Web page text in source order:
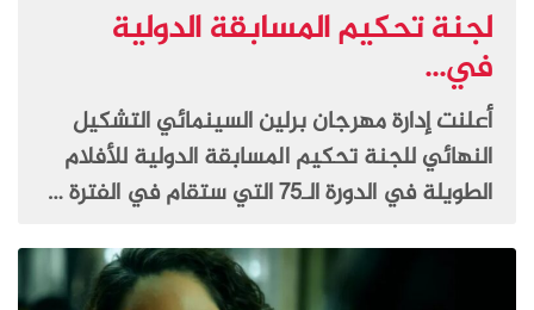
لجنة تحكيم المسابقة الدولية
في...
أعلنت إدارة مهرجان برلين السينمائي التشكيل
النهائي للجنة تحكيم المسابقة الدولية للأفلام
الطويلة في الدورة الـ75 التي ستقام في الفترة …